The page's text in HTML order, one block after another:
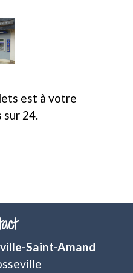
est à votre
sur 24.
Saint-Amand